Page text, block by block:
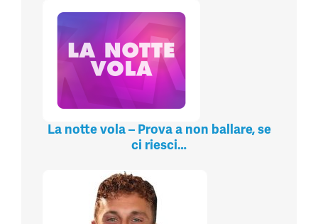
La notte vola – Prova a non ballare, se
ci riesci…